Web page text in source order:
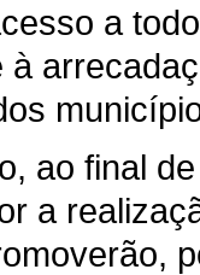
a
ao final
a